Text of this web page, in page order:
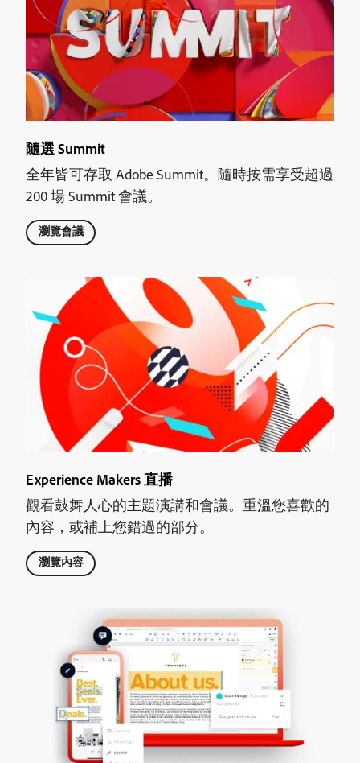
隨選 Summit
全年皆可存取 Adobe Summit。隨時按需享受超過
200 場 Summit 會議。
瀏覽會議
Experience Makers 直播
觀看鼓舞人心的主題演講和會議。重溫您喜歡的
內容，或補上您錯過的部分。
瀏覽內容